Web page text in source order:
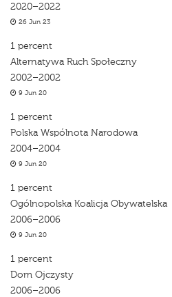
2020–2022
26 Jun 23
1 percent
Alternatywa Ruch Społeczny
2002–2002
9 Jun 20
1 percent
Polska Wspólnota Narodowa
2004–2004
9 Jun 20
1 percent
Ogólnopolska Koalicja Obywatelska
2006–2006
9 Jun 20
1 percent
Dom Ojczysty
2006–2006